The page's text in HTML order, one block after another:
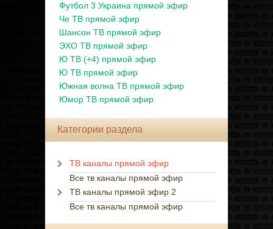
Футбол 3 Украина прямой эфир
Че ТВ прямой эфир
Шансон ТВ прямой эфир
ЭХО ТВ прямой эфир
Ю ТВ (+4) прямой эфир
Ю ТВ прямой эфир
Южная волна ТВ прямой эфир
Юмор ТВ прямой эфир
Категории раздела
ТВ каналы прямой эфир
Все тв каналы прямой эфир
ТВ каналы прямой эфир 2
Все тв каналы прямой эфир